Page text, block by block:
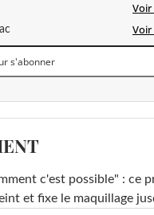
c'est possible" : ce
et fixe le maquillage